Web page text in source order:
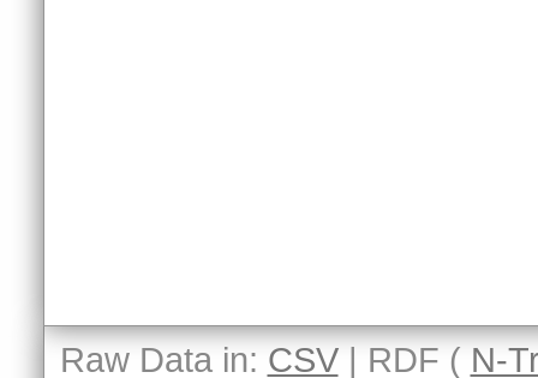
Raw Data in: CSV| RDF ( N-